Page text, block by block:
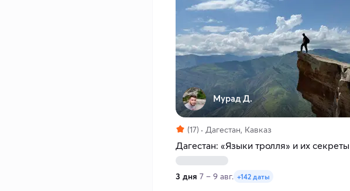
Мурад Д.
(17) Дагестан, Кавказ
Дагестан: «Языки тролля» и их секреты
3 дня 7 – 9 авг. +142 даты